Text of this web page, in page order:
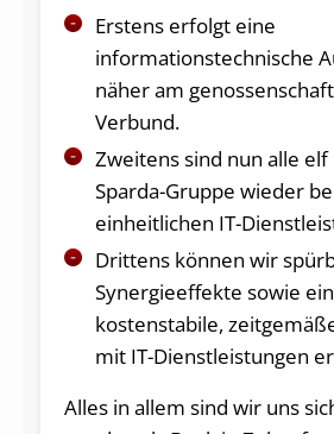
Erstens erfolgt eine
informationstechnische
näher am
Verbund.
Zweitens sind nun alle
Sparda-Gruppe wieder
einheitlichen IT-
Drittens können wir
Synergieeffekte sowie
kostenstabile,
mit IT-Dienstleistungen
Alles in allem sind wir uns